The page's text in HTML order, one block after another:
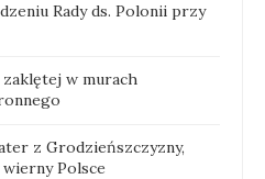
Rady ds. Polonii przy
w murach
z Grodzieńszczyzny,
Polsce